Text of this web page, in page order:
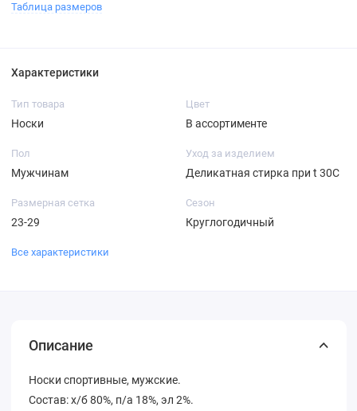
Таблица размеров
Характеристики
Тип товара
Носки
Цвет
В ассортименте
Пол
Мужчинам
Уход за изделием
Деликатная стирка при t 30С
Размерная сетка
23-29
Сезон
Круглогодичный
Все характеристики
Описание
Носки спортивные, мужские.
Состав: х/б 80%, п/а 18%, эл 2%.